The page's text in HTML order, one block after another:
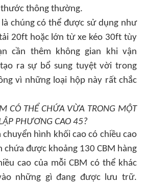
thông thường.
chúng có thể được sử dụng như
20ft hoặc lớn từ xe kéo 30ft tùy
cần thêm không gian khi vận
ra sự bổ sung tuyệt vời trong
vì những loại hộp này rất chắc
CÓ THỂ CHỨA VỪA TRONG MỘT
PHƯƠNG CAO 45?
hình khối cao có chiều cao
được khoảng 130 CBM hàng
cao của mỗi CBM có thể khác
những gì đang được lưu trữ.